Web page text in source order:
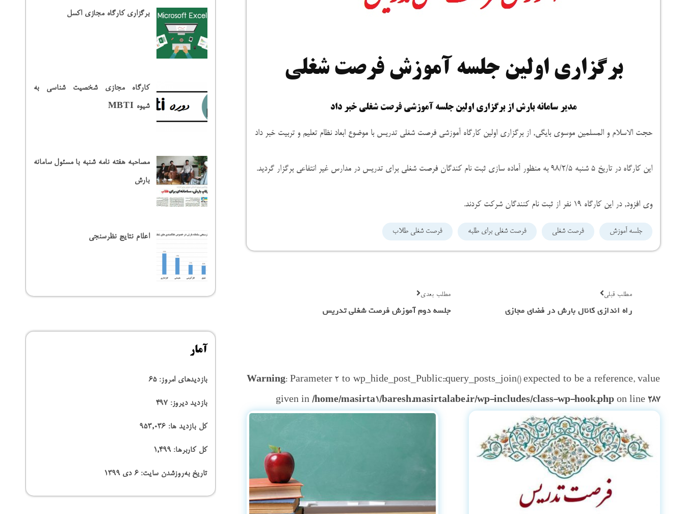
برگزاری اولین جلسه آموزش فرصت شغلی
مدیر سامانه بارش از برگزاری اولین جلسه آموزشی فرصت شغلی خبر داد
حجت الاسلام و المسلمین موسوی بایگی, از برگزاری اولین کارگاه آموزشی فرصت شغلی تدریس با موضوع ابعاد نظام تعلیم و تربیت خبر داد
این کارگاه در تاریخ ۵ شنبه ۹۸/۲/۵ به منظور آماده سازی ثبت نام کندگان فرصت شغلی برای تدریس در مدارس غیر انتفاعی برگزار گردید.
وی افزود, در این کارگاه ۱۹ نفر از ثبت نام کنندگان شرکت کردند.
جلسه آموزش فرصت شغلی فرصت شغلی برای طلبه فرصت شغلی طلاب
مطلب قبلی
راه اندازی کانال بارش در فضای مجازی
مطلب بعدی
جلسه دوم آموزش فرصت شغلی تدریس
Warning: Parameter 2 to wp_hide_post_Public::query_posts_join() expected to be a reference, value
given in/home/masirta1/baresh.masirtalabe.ir/wp-includes/class-wp-hook.php on line287
برگزاری کارگاه مجازی اکسل
کارگاه مجازی شخصیت شناسی به
شیوه MBTI
مصاحبه هفته نامه شنبه با مسئول سامانه
بارش
اعلام نتایج نظرسنجی
آمار
بازدیدهای امروز:65
بازدید دیروز: 497
کل بازدید ها: 953,036
کل کاربرها:1,499
تاریخ به‌روزشدن سایت:۶ دی ۱۳۹۹